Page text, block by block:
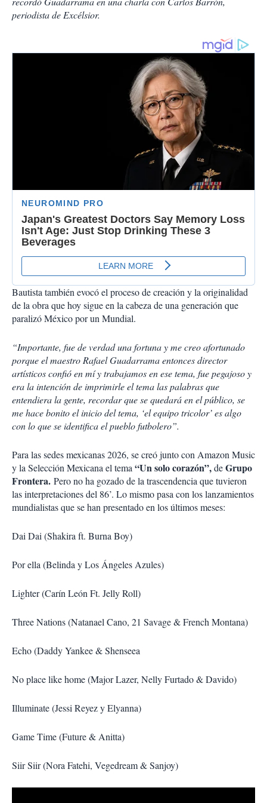
periodista de Excélsior.
Bautista también evocó el proceso de creación y la originalidad
de la obra que hoy sigue en la cabeza de una generación que
paralizó México por un Mundial.
“Importante, fue de verdad una fortuna y me creo afortunado
porque el maestro Rafael Guadarrama entonces director
artísticos confió en mí y trabajamos en ese tema, fue pegajoso y
era la intención de imprimirle el tema las palabras que
entendiera la gente, recordar que se quedará en el público, se
me hace bonito el inicio del tema, ‘el equipo tricolor’ es algo
con lo que se identifica el pueblo futbolero”.
Para las sedes mexicanas 2026, se creó junto con Amazon Music
y la Selección Mexicana el tema “Un solo corazón”,deGrupo
Frontera. Pero no ha gozado de la trascendencia que tuvieron
las interpretaciones del 86’. Lo mismo pasa con los lanzamientos
mundialistas que se han presentado en los últimos meses:
Dai Dai (Shakira ft. Burna Boy)
Por ella (Belinda y Los Ángeles Azules)
Lighter (Carín León Ft. Jelly Roll)
Three Nations (Natanael Cano, 21 Savage & French Montana)
Echo (Daddy Yankee & Shenseea
No place like home (Major Lazer, Nelly Furtado & Davido)
Illuminate (Jessi Reyez y Elyanna)
Game Time (Future & Anitta)
Siir Siir (Nora Fatehi, Vegedream & Sanjoy)